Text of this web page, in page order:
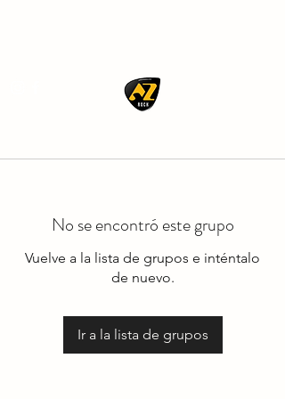
No se encontró este grupo
Vuelve a la lista de grupos e inténtalo
de nuevo.
Ir a la lista de grupos